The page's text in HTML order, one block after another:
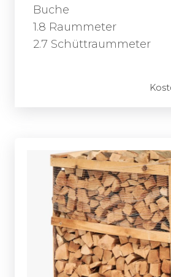
Buche
1.8 Raummeter
2.7 Schüttraummeter